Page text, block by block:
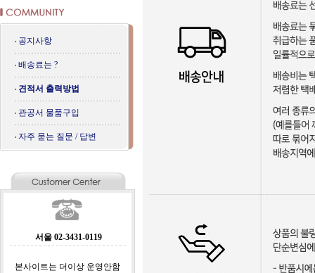
공지사항
배송료는 ?
견적서 출력방법
관공서 물품구입
자주 묻는 질문 / 답변
서울 02-3431-0119
본사이트는 더이상 운영안함